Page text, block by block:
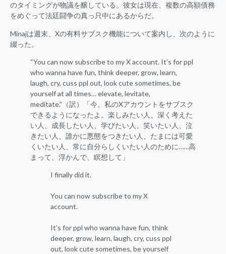
のタイミングが物議を醸している。彼女は現在、複数の高額債務
をめぐって法廷闘争の真っ只中にあるからだ。
Minajは週末、Xの有料サブスク機能について案内し、次のように
綴った。
“You can now subscribe to my X account. It’s for ppl
who wanna have fun, think deeper, grow, learn,
laugh, cry, cuss ppl out, look cute sometimes, be
yourself at all times… elevate, levitate,
meditate.”（訳）「今、私のXアカウントをサブスク
できるようになったよ。楽しみたい人、深く考えた
い人、成長したい人、学びたい人、笑いたい人、泣
きたい人、誰かに悪態をつきたい人、たまには可愛
くいたい人、常に自分らしくいたい人のために……高
まって、浮かんで、瞑想して」
I finally did it.
You can now subscribe to my X
account.
It’s for ppl who wanna have fun, think
deeper, grow, learn, laugh, cry, cuss ppl
out, look cute sometimes, be yourself